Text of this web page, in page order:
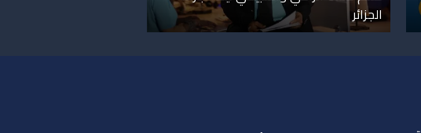
الجزائر